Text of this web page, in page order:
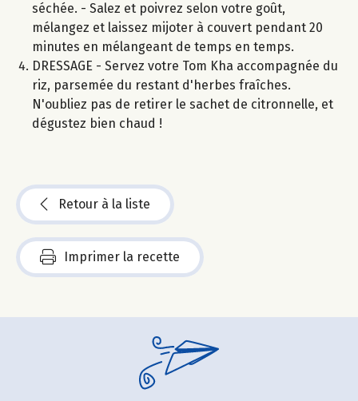
séchée. - Salez et poivrez selon votre goût,
mélangez et laissez mijoter à couvert pendant 20
minutes en mélangeant de temps en temps.
DRESSAGE - Servez votre Tom Kha accompagnée du
riz, parsemée du restant d'herbes fraîches.
N'oubliez pas de retirer le sachet de citronnelle, et
dégustez bien chaud !
Retour à la liste
Imprimer la recette